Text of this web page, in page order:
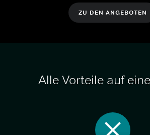
ZU DEN ANGEBOTEN
Alle Vorteile auf